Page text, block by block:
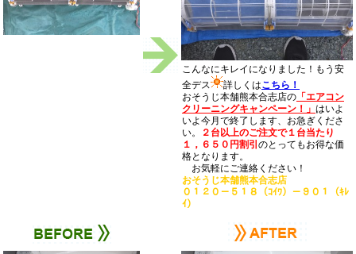
こんなにキレイになりました！もう安
全デス
詳しくはこちら！
おそうじ本舗熊本合志店の 「エアコン
クリーニングキャンペーン！」 はいよ
いよ今月で終了します、お急ぎくださ
い。
２台以上のご注文で１台当たり
１，６５０円割引 のとってもお得な価
格となります。
お気軽にご連絡ください！
おそうじ本舗熊本合志店
０１２０－５１８（ｺｲﾜ）－９０１（ｷﾚ
ｲ）